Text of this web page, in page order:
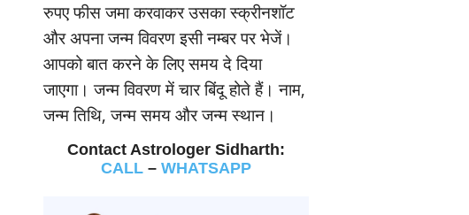
रुपए फीस जमा करवाकर उसका स्‍क्रीनशॉट
और अपना जन्‍म विवरण इसी नम्‍बर पर भेजें।
आपको बात करने के लिए समय दे दिया
जाएगा। जन्‍म विवरण में चार बिंदू होते हैं। नाम,
जन्‍म तिथि, जन्‍म समय और जन्‍म स्‍थान।
Contact Astrologer Sidharth:
CALL– WHATSAPP